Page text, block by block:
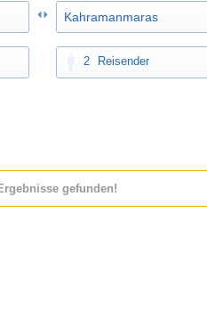
2 Reisender
gefunden!